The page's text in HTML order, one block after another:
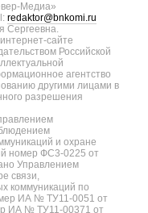
Медиа»
redaktor@bnkomi.ru
Сергеевна.
сайте
Российской
агентство
другими лицами в
разрешения
и охране
номер ФС3-0225 от
Управлением
связи,
коммуникаций по
ИА № ТУ11-0051 от
ИА № ТУ11-00371 от